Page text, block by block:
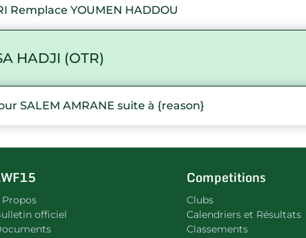
Remplace YOUMEN HADDOU
HADJI (OTR)
SALEM AMRANE suite à {reason}
Propos
officiel
Competitions
Clubs
Calendriers et Résultats
Classements